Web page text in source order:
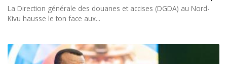
La Direction générale des douanes et accises (DGDA) au Nord-
Kivu hausse le ton face aux...